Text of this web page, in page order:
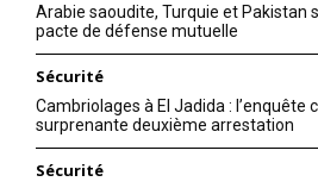
Arabie saoudite, Turquie et Pakistan
pacte de défense mutuelle
Sécurité
Cambriolages à El Jadida : l’enquête
surprenante deuxième arrestation
Sécurité